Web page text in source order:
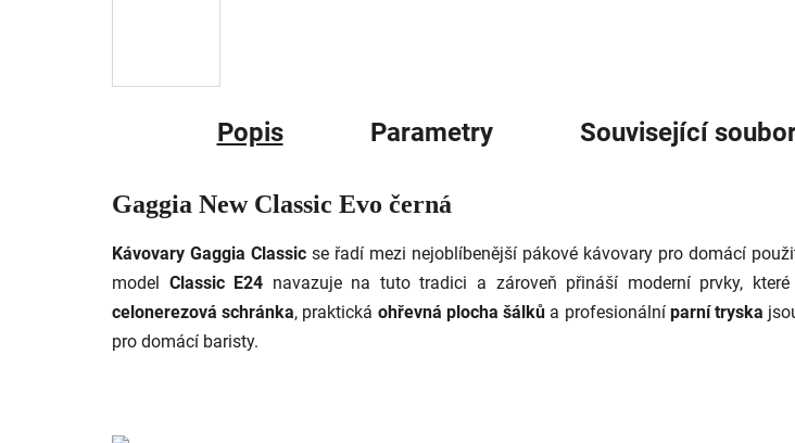
Popis Parametry Související
Gaggia New Classic Evo černá
Kávovary Gaggia Classicse řadí mezi nejoblíbenější pákové kávovary pro domácí
model Classic E24 navazuje na tuto tradici a zároveň přináší moderní prvky,
celonerezová schránka, praktická ohřevná plocha šálků a profesionální parní tryska
pro domácí baristy.